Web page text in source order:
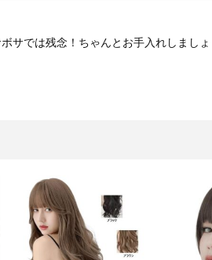
サでは残念！ちゃんとお手入れしましょ